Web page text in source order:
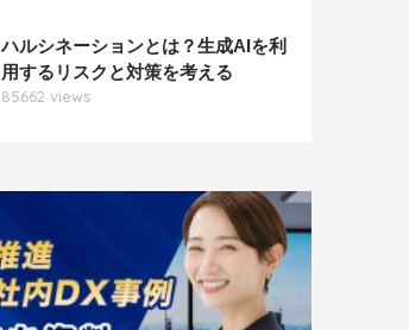
ハルシネーションとは？生成AIを利
用するリスクと対策を考える
85662 views